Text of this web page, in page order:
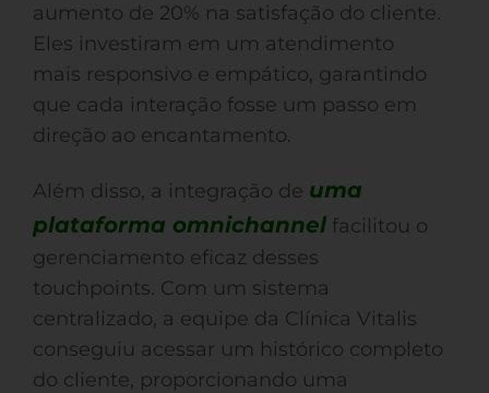
aumento de 20% na satisfação do cliente.
Eles investiram em um atendimento
mais responsivo e empático, garantindo
que cada interação fosse um passo em
direção ao encantamento.
Além disso, a integração de uma
plataforma omnichannel facilitou o
gerenciamento eficaz desses
touchpoints. Com um sistema
centralizado, a equipe da Clínica Vitalis
conseguiu acessar um histórico completo
do cliente, proporcionando uma